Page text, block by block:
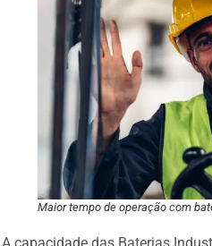
Maior tempo de operação com